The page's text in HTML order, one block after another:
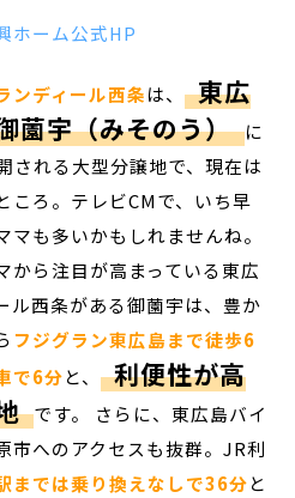
ホーム公式HP
ンディール西条は、 東広
薗宇（みそのう） に
される大型分譲地で、現在は
ころ。テレビCMで、いち早
も多いかもしれませんね。
から注目が高まっている東広
ル西条がある御薗宇は、豊か
フジグラン東広島まで徒歩6
で6分と、 利便性が高
です。 さらに、東広島バイ
市へのアクセスも抜群。JR利
までは乗り換えなしで36分と